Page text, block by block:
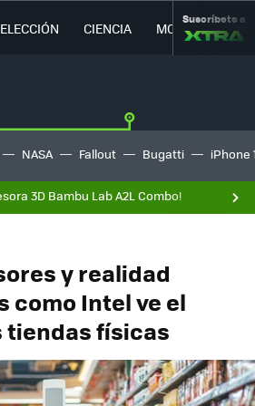
CIENCIA MOVILIDAD
Suscríbete a
NASA Fallout Bugatti iPhone
3D Bambu Lab A2L Combo!
y realidad
como Intel ve el
tiendas físicas